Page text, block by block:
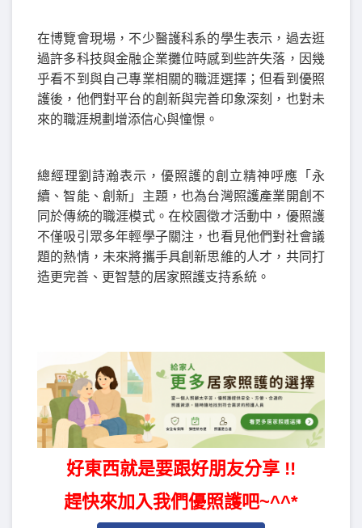
在博覽會現場，不少醫護科系的學生表示，過去逛
過許多科技與金融企業攤位時感到些許失落，因幾
乎看不到與自己專業相關的職涯選擇；但看到優照
護後，他們對平台的創新與完善印象深刻，也對未
來的職涯規劃增添信心與憧憬。
總經理劉詩瀚表示，優照護的創立精神呼應「永
續、智能、創新」主題，也為台灣照護產業開創不
同於傳統的職涯模式。在校園徵才活動中，優照護
不僅吸引眾多年輕學子關注，也看見他們對社會議
題的熱情，未來將攜手具創新思維的人才，共同打
造更完善、更智慧的居家照護支持系統。
好東西就是要跟好朋友分享 !!
趕快來加入我們優照護吧~^^*